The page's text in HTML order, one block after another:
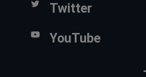
Twitter
YouTube